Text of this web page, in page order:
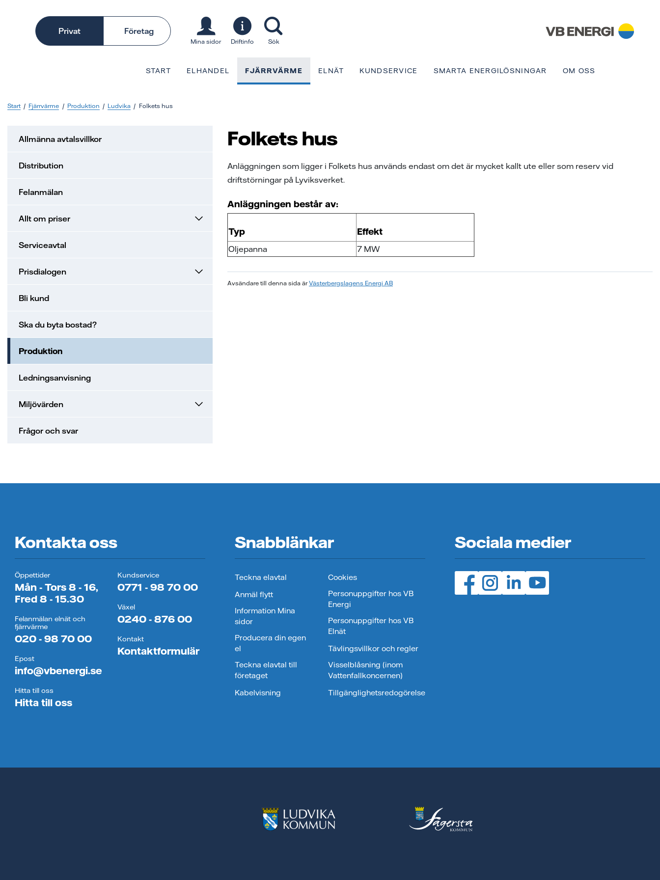
Privat Företag
Mina sidor Driftinfo Sök
START ELHANDEL FJÄRRVÄRME ELNÄT KUNDSERVICE SMARTA ENERGILÖSNINGAR OM OSS
Start Fjärrvärme Produktion Ludvika Folkets hus
Folkets hus
Anläggningen som ligger i Folkets hus används endast om det är mycket kallt ute eller som reserv vid
driftstörningar på Lyviksverket.
Anläggningen består av:
Typ Effekt
Oljepanna 7 MW
Avsändare till denna sida ärVästerbergslagens Energi AB
Allmänna avtalsvillkor
Distribution
Felanmälan
Allt om priser
Serviceavtal
Prisdialogen
Bli kund
Ska du byta bostad?
Produktion
Ledningsanvisning
Miljövärden
Frågor och svar
Kontakta oss
Öppettider
Mån - Tors 8 - 16,
Fred 8 - 15.30
Felanmälan elnät och
fjärrvärme
020 - 98 70 00
Epost
info@vbenergi.se
Hitta till oss
Hitta till oss
Kundservice
0771 - 98 70 00
Växel
0240 - 876 00
Kontakt
Kontaktformulär
Snabblänkar
Teckna elavtal
Anmäl flytt
Information Mina
sidor
Producera din egen
el
Teckna elavtal till
företaget
Kabelvisning
Cookies
Personuppgifter hos VB
Energi
Personuppgifter hos VB
Elnät
Tävlingsvillkor och regler
Visselblåsning (inom
Vattenfallkoncernen)
Tillgänglighetsredogörelse
Sociala medier
Facebook (öppnas i ny flik)
Instagram (öppnas i ny flik)
LinedIn (öppnas i ny flik)